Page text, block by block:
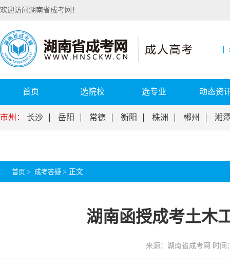
欢迎访问湖南省成考网！
首页 选院校 选专业 动态资
市州： 长沙 岳阳 常德 衡阳 株洲 郴州 湘
首页 > 成考答疑 > 正文
湖南函授成考土木
来源：湖南省成考网 时间